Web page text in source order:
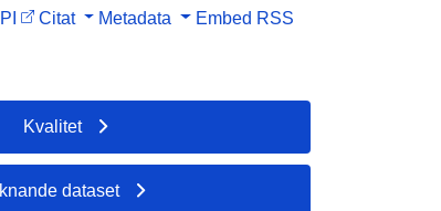
Citat Metadata Embed RSS
Kvalitet
dataset